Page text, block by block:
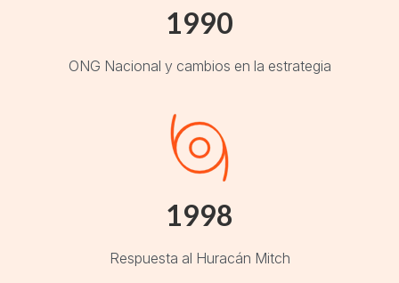
1990
ONG Nacional y cambios en la estrategia
1998
Respuesta al Huracán Mitch